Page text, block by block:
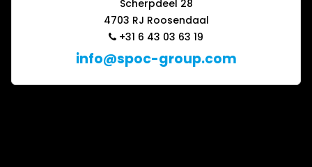
Scherpdeel 28
4703 RJ Roosendaal
+31 6 43 03 63 19
info@spoc-group.com